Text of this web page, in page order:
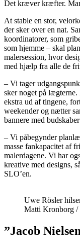
Det kræver kræfter.
At stable en stor,
der sker over en nat.
koordinatorer, som
som hjemme – skal
malersession, hvor
med hjælp fra alle de
– Vi tager
sker noget på
ekstra ud af tingene,
weekender og nætter
bannere med
– Vi påbegynder
masse fankapacitet af
malerdagene. Vi har
kreative med designs,
SLO’en.
Uwe Rösler
Matti Kronborg
”Jacob